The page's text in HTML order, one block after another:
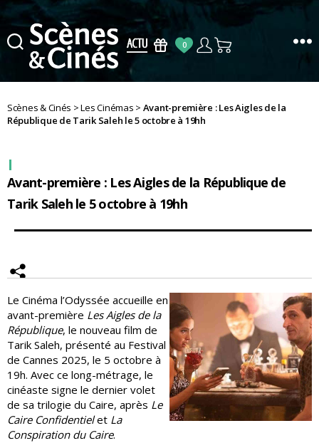
Cinés
0
Scènes & Cinés >Les Cinémas > Avant-première : Les Aigles de la
République de Tarik Saleh le 5 octobre à 19hh
Avant-première : Les Aigles de la République de
Tarik Saleh le 5 octobre à 19hh
Le Cinéma l’Odyssée accueille en
avant-première Les Aigles de la
République, le nouveau film de
Tarik Saleh, présenté au Festival
de Cannes 2025, le 5 octobre à
19h. Avec ce long-métrage, le
cinéaste signe le dernier volet
de sa trilogie du Caire, après Le
Caire Confidentielet La
Conspiration du Caire.